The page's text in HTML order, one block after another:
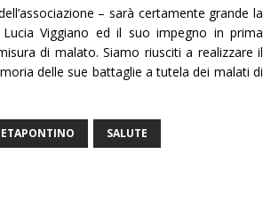
– sarà certamente grande la
Lucia Viggiano ed il suo impegno in prima
di malato. Siamo riusciti a realizzare il
delle sue battaglie a tutela dei malati di
SALUTE